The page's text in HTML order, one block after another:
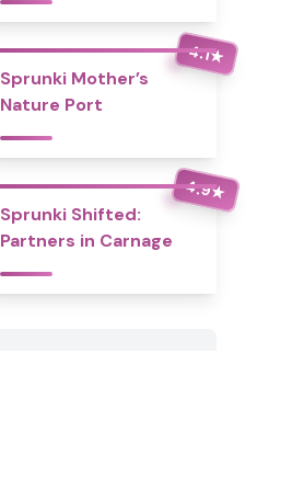
4.1★
Sprunki Mother’s
Nature Port
4.9★
Sprunki Shifted:
Partners in Carnage